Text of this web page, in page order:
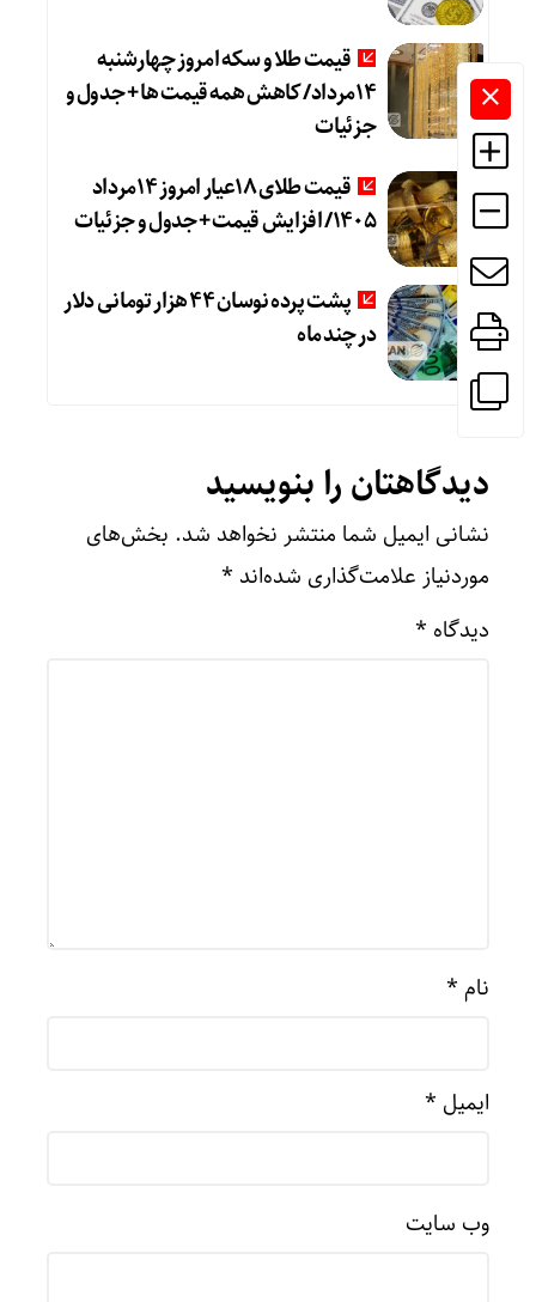
قیمت طلا و سکه امروز چهارشنبه
14مرداد/ کاهش همه قیمت ها + جدول و
جزئیات
قیمت طلای 18عیار امروز 14مرداد
1405/ افزایش قیمت + جدول و جزئیات
پشت پرده نوسان ۴۴ هزار تومانی دلار
در چند ماه
دیدگاهتان را بنویسید
نشانی ایمیل شما منتشر نخواهد شد. بخش‌های
موردنیاز علامت‌گذاری شده‌اند *
دیدگاه *
نام *
ایمیل *
وب‌ سایت